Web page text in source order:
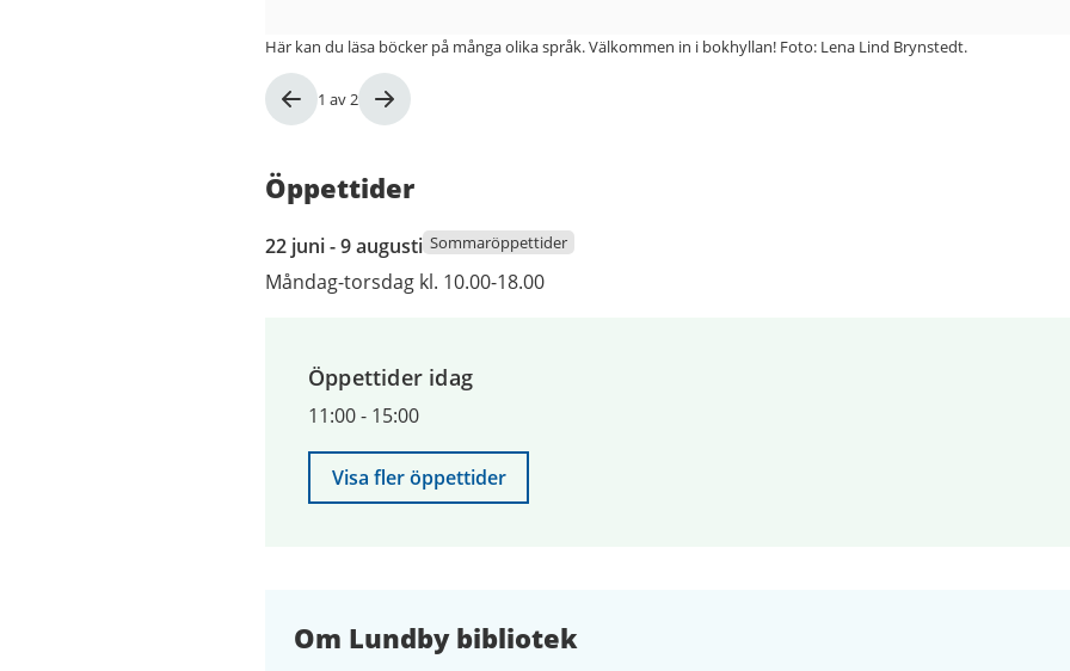
Bild
1 av2
Här kan du läsa böcker på många olika språk. Välkommen in i bokhyllan! Foto: Lena Lind Brynstedt.
Öppettider
22
juni
2026
augusti
22 juni - 9 augusti Sommaröppettider
Måndag-torsdag kl. 10.00-18.00
Öppettider idag
11:00- 15:00
Visa fler öppettider
Om Lundby bibliotek